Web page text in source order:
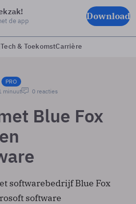
de app Download
Tech & ToekomstCarrière
PRO
minuut 0 reacties
Blue Fox
softwarebedrijf Blue Fox
software